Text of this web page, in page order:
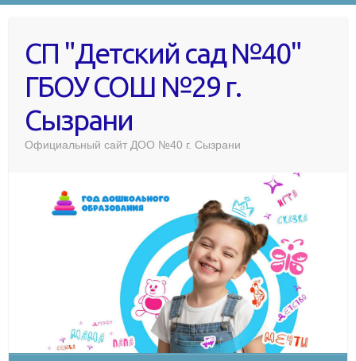
СП "Детский сад №40"
ГБОУ СОШ №29 г.
Сызрани
Официальный сайт ДОО №40 г. Сызрани